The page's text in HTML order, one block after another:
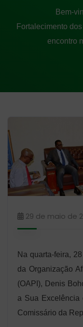
Bem-
Fortalecimento
encontro
29 de maio de
Na quarta-feira,
da Organização
(OAPI), Denis
a Sua Excelência
Comissário da